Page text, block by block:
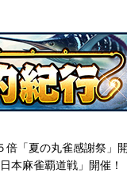
倍「夏の丸雀感謝祭」
本麻雀覇道戦」開催！